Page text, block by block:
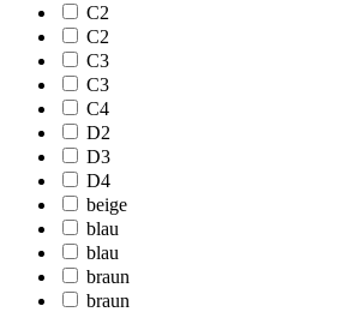
C2
C2
C3
C3
C4
D2
D3
D4
beige
blau
blau
braun
braun